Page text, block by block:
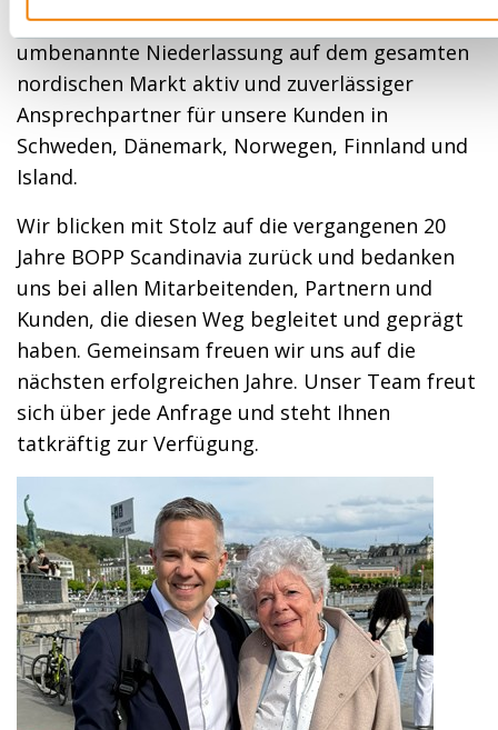
auszurichten. Heute ist die in BOPP Scandinavia
umbenannte Niederlassung auf dem gesamten
nordischen Markt aktiv und zuverlässiger
Ansprechpartner für unsere Kunden in
Schweden, Dänemark, Norwegen, Finnland und
Island.
Wir blicken mit Stolz auf die vergangenen 20
Jahre BOPP Scandinavia zurück und bedanken
uns bei allen Mitarbeitenden, Partnern und
Kunden, die diesen Weg begleitet und geprägt
haben. Gemeinsam freuen wir uns auf die
nächsten erfolgreichen Jahre. Unser Team freut
sich über jede Anfrage und steht Ihnen
tatkräftig zur Verfügung.